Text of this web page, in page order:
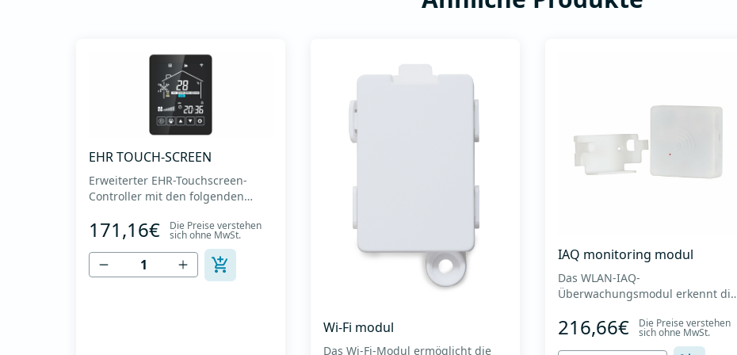
EHR TOUCH-SCREEN
Erweiterter EHR-Touchscreen-
Controller mit den folgenden
Geschwindigkeitseinstellung -
Wochenplan - Bypass -Extern
ein/aus -Verwaltung der Heizung -
Auftauen -CO2-Kontrolle -
171,16€ Die Preise verstehen
sich ohne MwSt.
Wi-Fi modul
Das Wi-Fi-Modul ermöglicht die
IAQ monitoring modul
Das WLAN-IAQ-
Überwachungsmodul erkennt die
einschließlich der folgenden
Parameter: '-CO2-Konzentration in
216,66€ Die Preise verstehen
sich ohne MwSt.